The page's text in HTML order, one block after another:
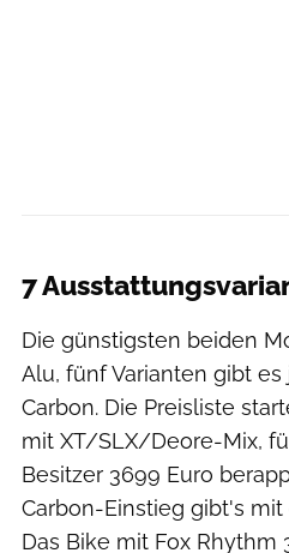
7
Die günstigsten beiden
Alu, fünf Varianten gibt
Carbon. Die Preisliste
mit XT/SLX/Deore-Mix,
Besitzer 3699 Euro
Carbon-Einstieg gibt's mit
Das Bike mit Fox Rhythm